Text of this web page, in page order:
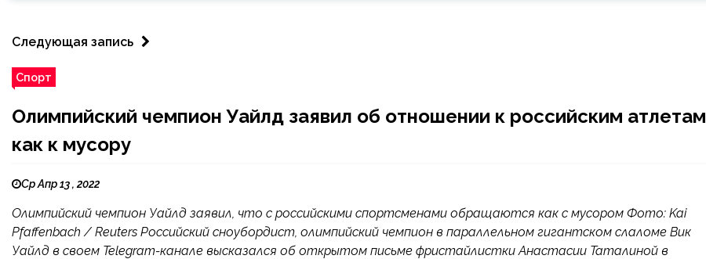
Следующая запись
Спорт
Олимпийский чемпион Уайлд заявил об отношении к российским атлетам
как к мусору
Ср Апр 13 , 2022
Олимпийский чемпион Уайлд заявил, что с российскими спортсменами обращаются как с мусором Фото: Kai
Pfaffenbach / Reuters Российский сноубордист, олимпийский чемпион в параллельном гигантском слаломе Вик
Уайлд в своем Telegram-канале высказался об открытом письме фристайлистки Анастасии Таталиной в